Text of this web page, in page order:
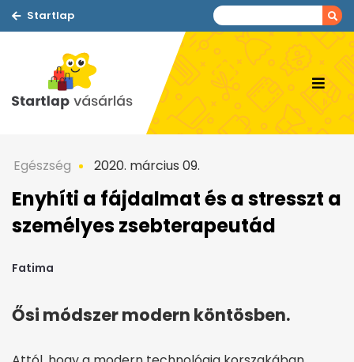
Startlap
Egészség 2020. március 09.
Enyhíti a fájdalmat és a stresszt a
személyes zsebterapeutád
Fatima
Ősi módszer modern köntösben.